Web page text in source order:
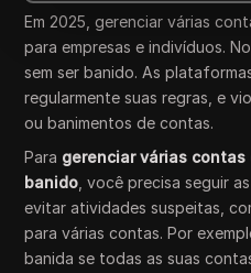
Em 2025, gerenciar várias
para empresas e indivíduos.
sem ser banido. As
regularmente suas regras, e
ou banimentos de contas.
Para gerenciar várias
banido , você precisa seguir
evitar atividades suspeitas,
para várias contas. Por
banida se todas as suas